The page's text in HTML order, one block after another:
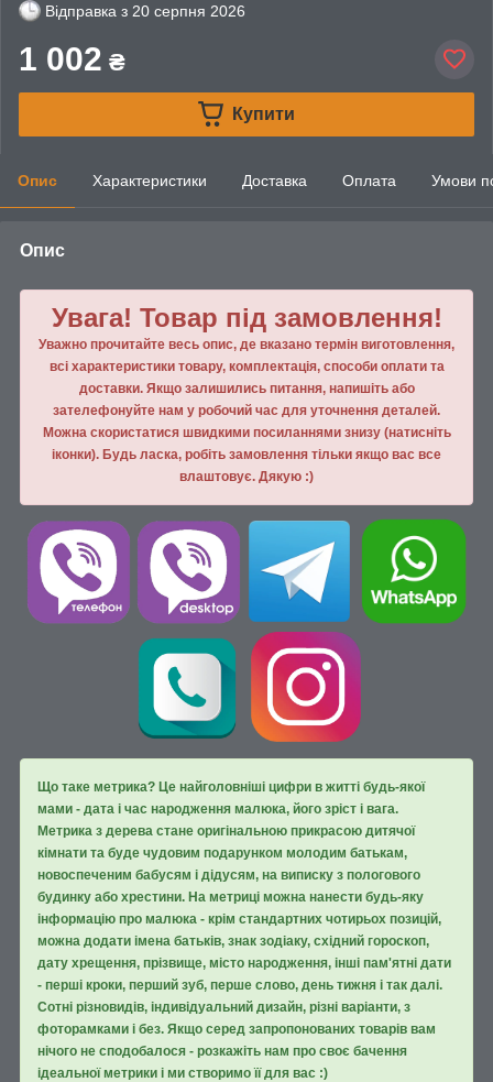
Відправка з 20 серпня 2026
1 002 ₴
Купити
Опис Характеристики Доставка Оплата Умови
Опис
Увага! Товар під замовлення!
Уважно прочитайте весь опис, де вказано термін виготовлення,
всі характеристики товару, комплектація, способи оплати та
доставки. Якщо залишились питання, напишiть або
зателефонуйте нам у робочий час для уточнення деталей.
Можна скористатися швидкими посиланнями знизу (натисніть
іконки). Будь ласка, робiть замовлення тiльки якщо вас все
влаштовує. Дякую :)
Що таке метрика? Це найголовніші цифри в житті будь-якої
мами - дата і час народження малюка, його зріст і вага.
Метрика з дерева стане оригінальною прикрасою дитячої
кімнати та буде чудовим подарунком молодим батькам,
новоспеченим бабусям і дідусям, на виписку з пологового
будинку або хрестини. На метриці можна нанести будь-яку
інформацію про малюка - крім стандартних чотирьох позицій,
можна додати імена батьків, знак зодіаку, східний гороскоп,
дату хрещення, прізвище, місто народження, інші пам'ятні дати
- перші кроки, перший зуб, перше слово, день тижня і так далі.
Сотні різновидів, індивідуальний дизайн, різні варіанти, з
фоторамками і без. Якщо серед запропонованих товарів вам
нічого не сподобалося - розкажіть нам про своє бачення
ідеальної метрики і ми створимо її для вас :)